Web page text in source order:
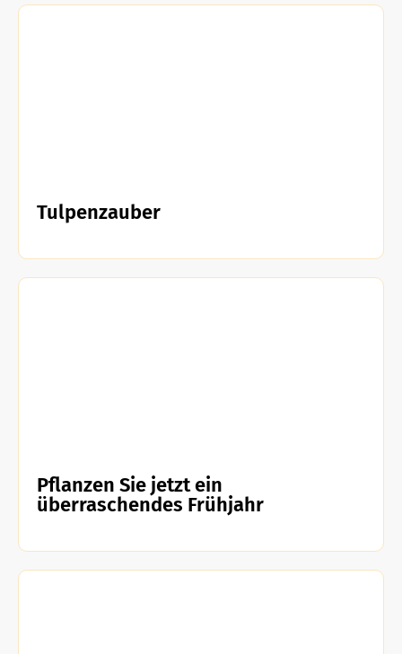
Tulpenzauber
Pflanzen Sie jetzt ein
überraschendes Frühjahr